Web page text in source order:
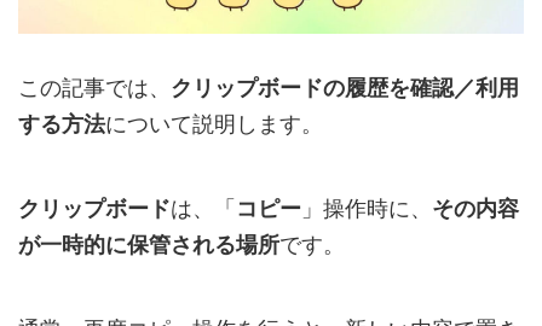
この記事では、 クリップボードの履歴を確認／利用
する方法について説明します。
クリップボードは、「 コピー 」操作時に、 その内容
が一時的に保管される場所です。